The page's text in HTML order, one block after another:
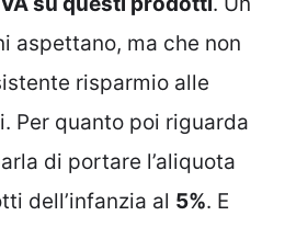
aspettano, ma che non
risparmio alle
Per quanto poi riguarda
di portare l’aliquota
dell’infanzia al 5%. E